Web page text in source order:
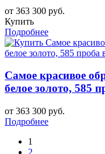
от 363 300 руб.
Купить
Подробнее
Самое красивое
белое золото, 585
от 363 300 руб.
Подробнее
1